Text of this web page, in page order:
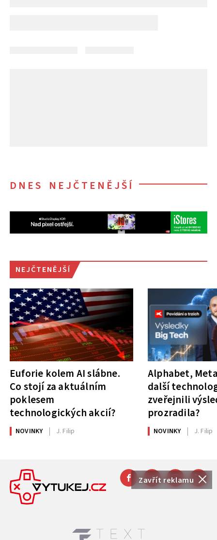
Zavřít reklamu
DNES NEJČTENĚJŠÍ
NEJČTENĚJŠÍ
Euforie kolem AI slábne.
Co stojí za aktuálním
poklesem
technologických akcií?
NOVINKY J. Filip
Alphabet,
další
zveřejnili
prozradila?
NOVINKY J. Filip